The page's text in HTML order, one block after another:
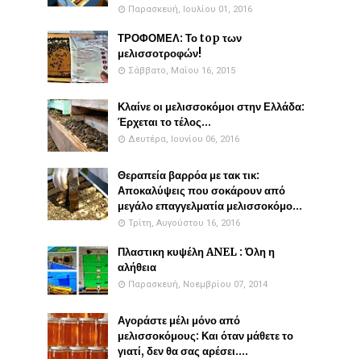
Παρασκευή, Ιουλίου 01, 2016
ΤΡΟΦΟΜΕΛ: Το top των
μελισσοτροφών!
Σάββατο, Μαΐου 16, 2015
Κλαίνε οι μελισσοκόμοι στην Ελλάδα:
Έρχεται το τέλος...
Δευτέρα, Ιουνίου 06, 2016
Θεραπεία βαρρόα με τακ τικ:
Αποκαλύψεις που σοκάρουν από
μεγάλο επαγγελματία μελισσοκόμο...
Τρίτη, Αυγούστου 16, 2016
Πλαστικη κυψέλη ANEL : Όλη η
αλήθεια
Παρασκευή, Νοεμβρίου 07, 2014
Αγοράστε μέλι μόνο από
μελισσοκόμους: Και όταν μάθετε το
γιατί, δεν θα σας αρέσει....